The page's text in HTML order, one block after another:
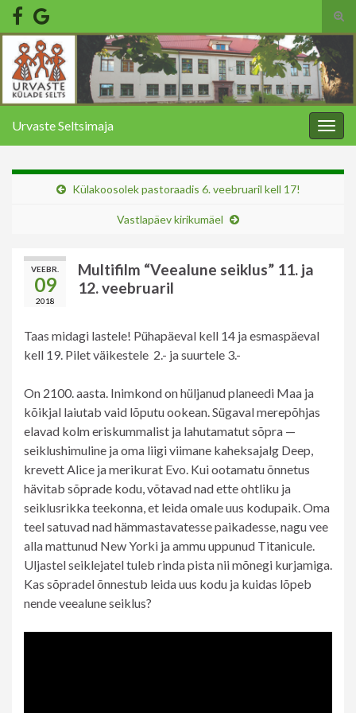
Search for:
Urvaste Seltsimaja
Külakoosolek pastoraadis 6. veebruaril kell 17!
Vastlapäev kirikumäel
VEEBR.
09
2018
Multifilm “Veealune seiklus” 11. ja
12. veebruaril
Taas midagi lastele! Pühapäeval kell 14 ja esmaspäeval
kell 19. Pilet väikestele 2.- ja suurtele 3.-
On 2100. aasta. Inimkond on hüljanud planeedi Maa ja
kõikjal laiutab vaid lõputu ookean. Sügaval merepõhjas
elavad kolm eriskummalist ja lahutamatut sõpra —
seiklushimuline ja oma liigi viimane kaheksajalg Deep,
krevett Alice ja merikurat Evo. Kui ootamatu õnnetus
hävitab sõprade kodu, võtavad nad ette ohtliku ja
seiklusrikka teekonna, et leida omale uus kodupaik. Oma
teel satuvad nad hämmastavatesse paikadesse, nagu vee
alla mattunud New Yorki ja ammu uppunud Titanicule.
Uljastel seiklejatel tuleb rinda pista nii mõnegi kurjamiga.
Kas sõpradel õnnestub leida uus kodu ja kuidas lõpeb
nende veealune seiklus?